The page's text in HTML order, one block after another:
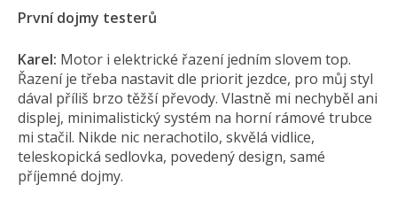
První dojmy testerů
Karel: Motor i elektrické řazení jedním slovem top.
Řazení je třeba nastavit dle priorit jezdce, pro můj styl
dával příliš brzo těžší převody. Vlastně mi nechyběl ani
displej, minimalistický systém na horní rámové trubce
mi stačil. Nikde nic nerachotilo, skvělá vidlice,
teleskopická sedlovka, povedený design, samé
příjemné dojmy.